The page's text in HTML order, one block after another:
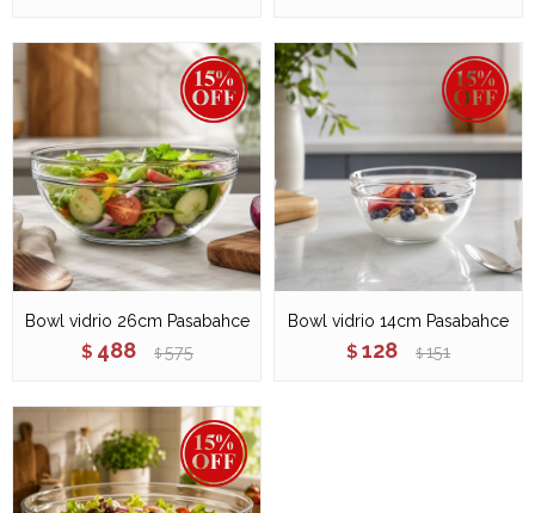
Bowl vidrio 26cm Pasabahce
$ 488 $ 575
Bowl vidrio 14cm Pasabahce
$ 128 $ 151